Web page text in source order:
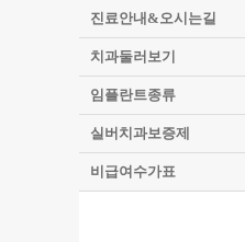
진료안내&오시는길
치과둘러보기
임플란트종류
실버치과보증제
비급여수가표